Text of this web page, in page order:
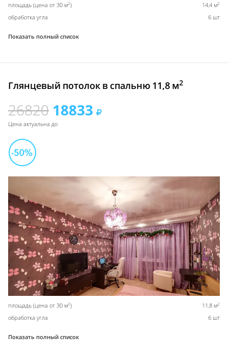
площадь (цена от 30 м2) 14,4 м2
обработка угла 6 шт
Показать полный список
Глянцевый потолок в спальню 11,8 м2
26820 18833
Цена актуальна до
площадь (цена от 30 м2) 11,8 м2
обработка угла 6 шт
Показать полный список